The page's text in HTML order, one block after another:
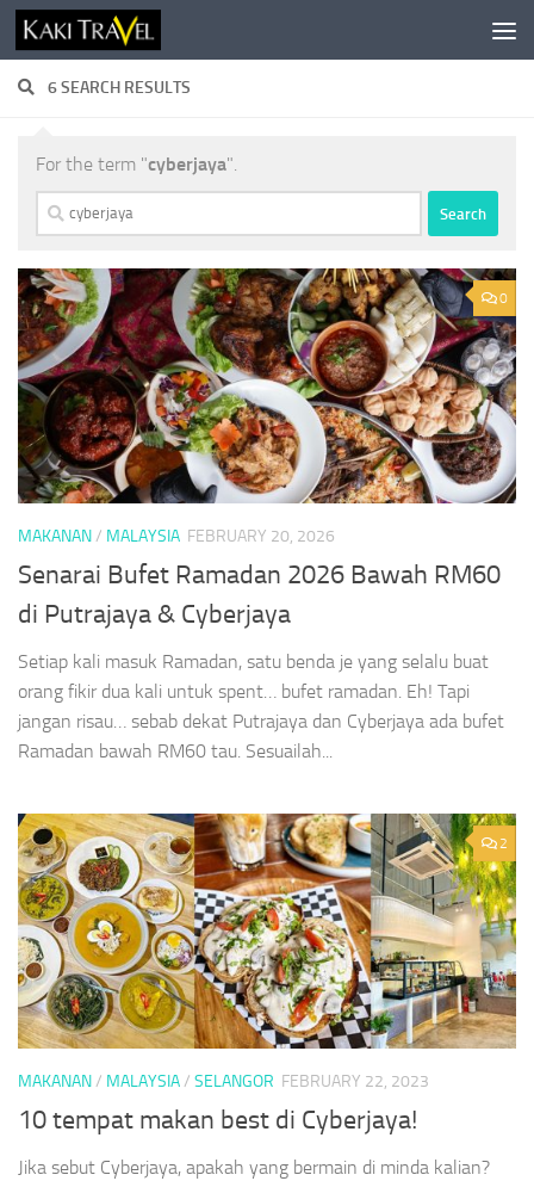
Skip to content
6 SEARCH RESULTS
For the term "cyberjaya".
Search
for:
0
MAKANAN/ MALAYSIA FEBRUARY 20, 2026
Senarai Bufet Ramadan 2026 Bawah RM60
di Putrajaya & Cyberjaya
Setiap kali masuk Ramadan, satu benda je yang selalu buat
orang fikir dua kali untuk spent… bufet ramadan. Eh! Tapi
jangan risau… sebab dekat Putrajaya dan Cyberjaya ada bufet
Ramadan bawah RM60 tau. Sesuailah...
2
MAKANAN/ MALAYSIA/ SELANGOR FEBRUARY 22, 2023
10 tempat makan best di Cyberjaya!
Jika sebut Cyberjaya, apakah yang bermain di minda kalian?